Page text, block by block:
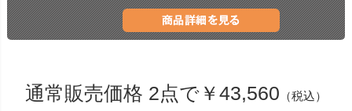
通常販売価格 2点で￥43,560 （税込）